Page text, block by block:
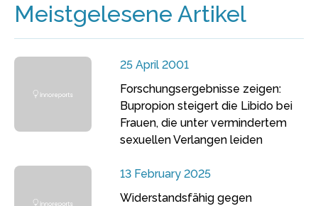
Meistgelesene Artikel
25 April 2001
Forschungsergebnisse zeigen:
Bupropion steigert die Libido bei
Frauen, die unter vermindertem
sexuellen Verlangen leiden
13 February 2025
Widerstandsfähig gegen